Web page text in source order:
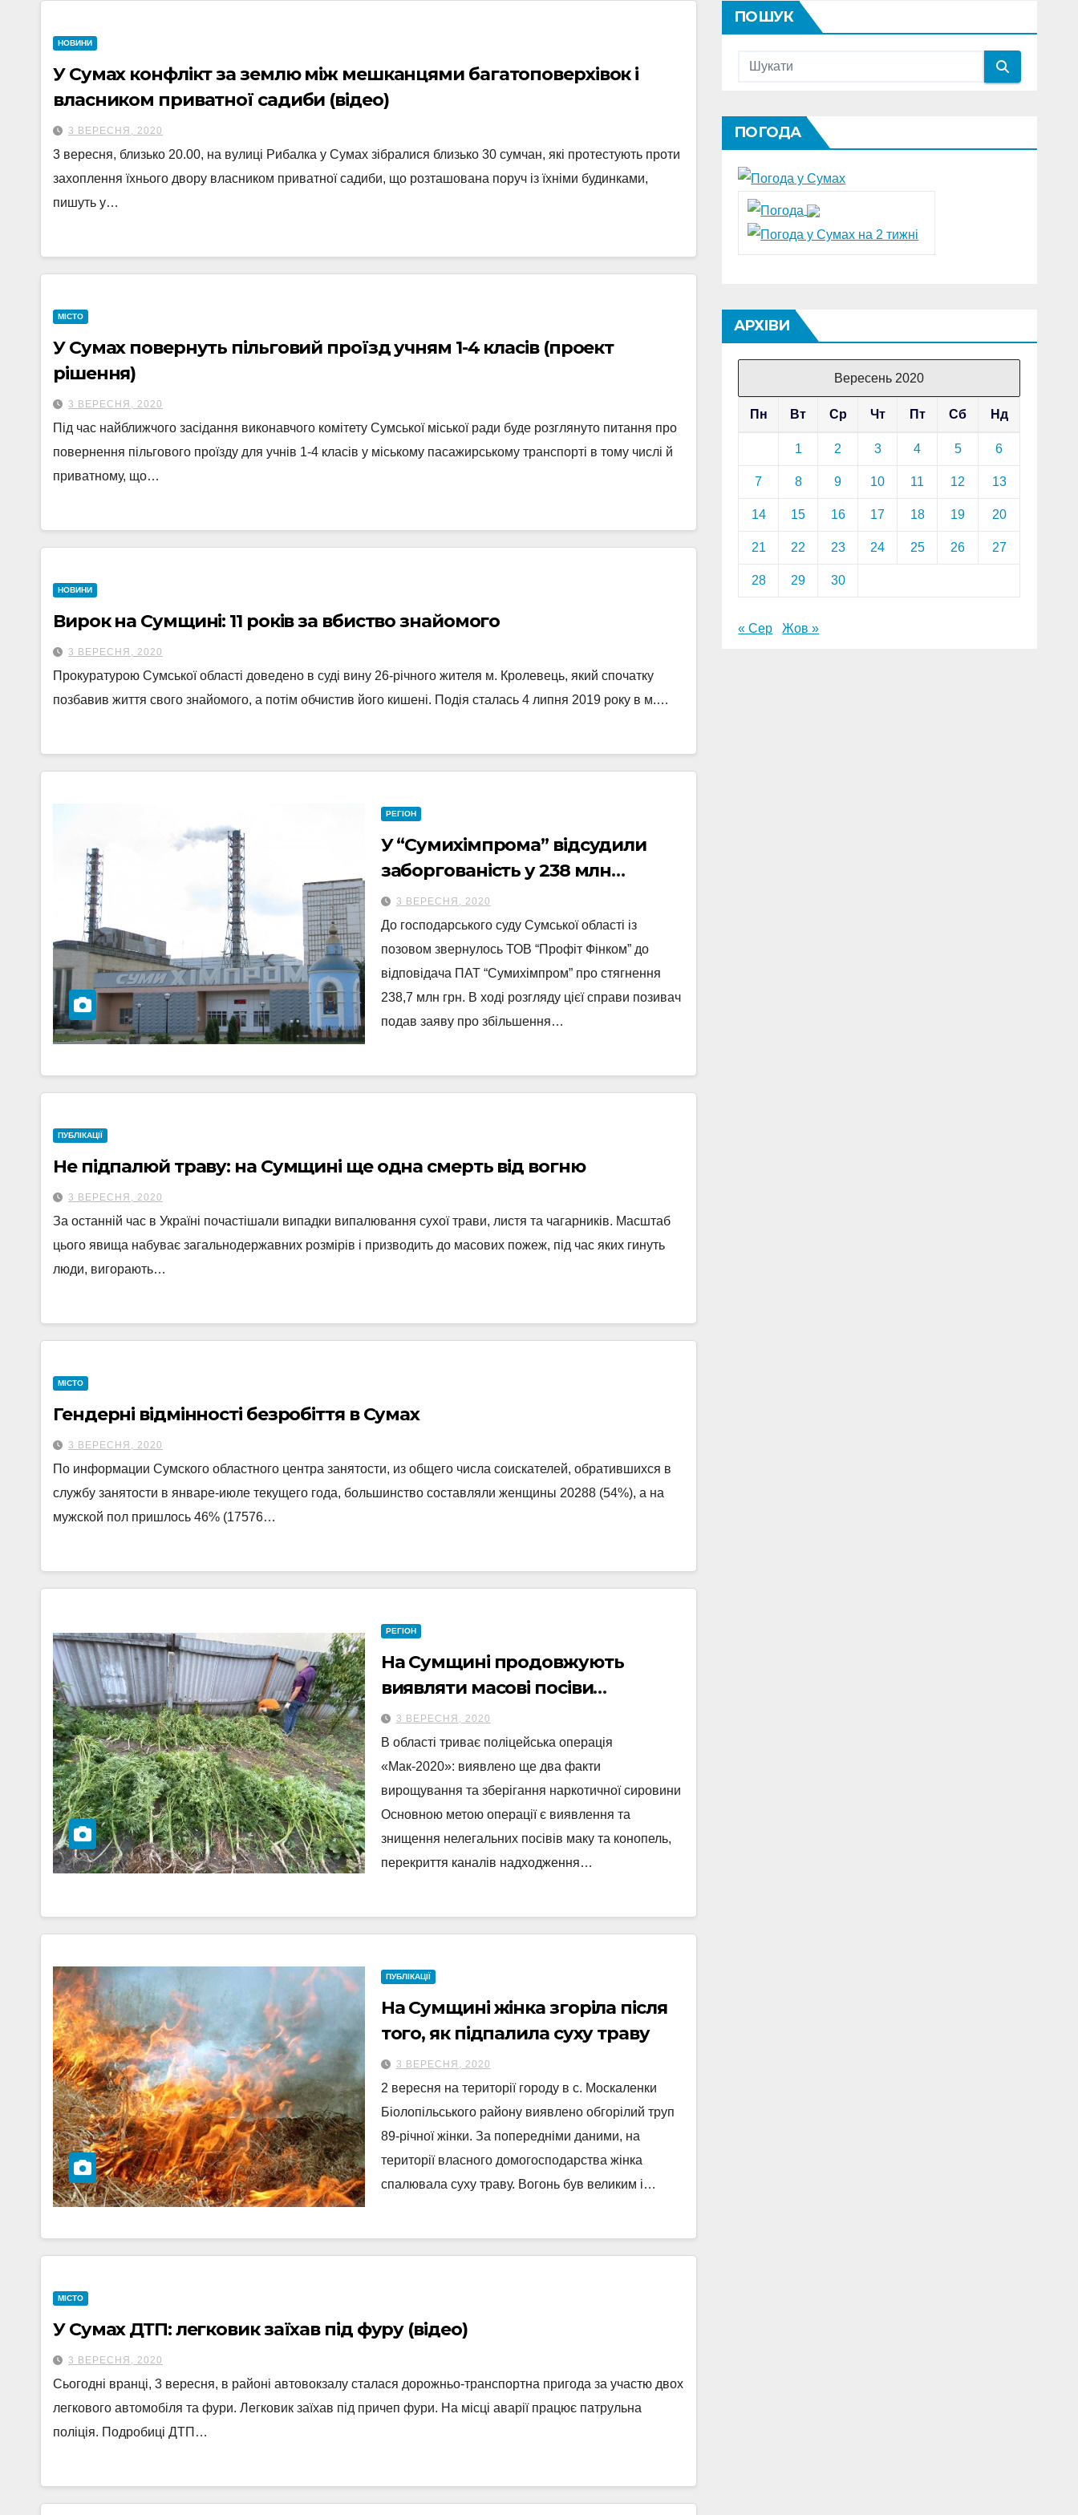
НОВИНИ
У Сумах конфлікт за землю між мешканцями багатоповерхівок і
власником приватної садиби (відео)
3 ВЕРЕСНЯ, 2020
3 вересня, близько 20.00, на вулиці Рибалка у Сумах зібралися близько 30 сумчан, які протестують проти
захоплення їхнього двору власником приватної садиби, що розташована поруч із їхніми будинками,
пишуть у…
МІСТО
У Сумах повернуть пільговий проїзд учням 1-4 класів (проект
рішення)
3 ВЕРЕСНЯ, 2020
Під час найближчого засідання виконавчого комітету Сумської міської ради буде розглянуто питання про
повернення пільгового проїзду для учнів 1-4 класів у міському пасажирському транспорті в тому числі й
приватному, що…
НОВИНИ
Вирок на Сумщині: 11 років за вбиство знайомого
3 ВЕРЕСНЯ, 2020
Прокуратурою Сумської області доведено в суді вину 26-річного жителя м. Кролевець, який спочатку
позбавив життя свого знайомого, а потім обчистив його кишені. Подія сталась 4 липня 2019 року в м.…
РЕГІОН
У “Сумихімпрома” відсудили
заборгованість у 238 млн
гривень
3 ВЕРЕСНЯ, 2020
До господарського суду Сумської області із
позовом звернулось ТОВ “Профіт Фінком” до
відповідача ПАТ “Сумихімпром” про стягнення
238,7 млн грн. В ході розгляду цієї справи позивач
подав заяву про збільшення…
ПУБЛІКАЦІЇ
Не підпалюй траву: на Сумщині ще одна смерть від вогню
3 ВЕРЕСНЯ, 2020
За останній час в Україні почастішали випадки випалювання сухої трави, листя та чагарників. Масштаб
цього явища набуває загальнодержавних розмірів і призводить до масових пожеж, під час яких гинуть
люди, вигорають…
МІСТО
Гендерні відмінності безробіття в Сумах
3 ВЕРЕСНЯ, 2020
По информации Сумского областного центра занятости, из общего числа соискателей, обратившихся в
службу занятости в январе-июле текущего года, большинство составляли женщины 20288 (54%), а на
мужской пол пришлось 46% (17576…
РЕГІОН
На Сумщині продовжують
виявляти масові посіви
конопель
3 ВЕРЕСНЯ, 2020
В області триває поліцейська операція
«Мак-2020»: виявлено ще два факти
вирощування та зберігання наркотичної сировини
Основною метою операції є виявлення та
знищення нелегальних посівів маку та конопель,
перекриття каналів надходження…
ПУБЛІКАЦІЇ
На Сумщині жінка згоріла після
того, як підпалила суху траву
3 ВЕРЕСНЯ, 2020
2 вересня на території городу в с. Москаленки
Біолопільського району виявлено обгорілий труп
89-річної жінки. За попередніми даними, на
території власного домогосподарства жінка
спалювала суху траву. Вогонь був великим і…
МІСТО
У Сумах ДТП: легковик заїхав під фуру (відео)
3 ВЕРЕСНЯ, 2020
Сьогодні вранці, 3 вересня, в районі автовокзалу сталася дорожньо-транспортна пригода за участю двох
легкового автомобіля та фури. Легковик заїхав під причеп фури. На місці аварії працює патрульна
поліція. Подробиці ДТП…
ПОШУК
ПОГОДА
АРХІВИ
Вересень 2020
Пн Вт Ср Чт Пт Сб Нд
1 2 3 4 5 6
7 8 9 10 11 12 13
14 15 16 17 18 19 20
21 22 23 24 25 26 27
28 29 30
« Сер Жов »